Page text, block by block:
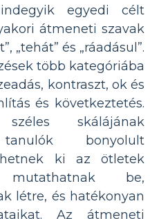
egyedi célt
átmeneti szavak
„tehát” és „ráadásul”.
több kategóriába
kontraszt, ok és
és következtetés.
skálájának
bonyolult
ki az ötletek
be,
létre, és hatékonyan
Az átmeneti